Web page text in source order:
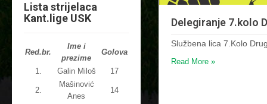
Lista strijelaca
Kant.lige USK
Red.br.
Ime i
prezime
Golova
1. Galin Miloš 17
2.
Mašinović
Anes
14
Delegiranje 7.kolo
Službena lica 7.Kolo
Read More »